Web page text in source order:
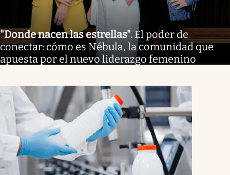
"Donde nacen las estrellas". El poder de
conectar: cómo es Nébula, la comunidad que
apuesta por el nuevo liderazgo femenino